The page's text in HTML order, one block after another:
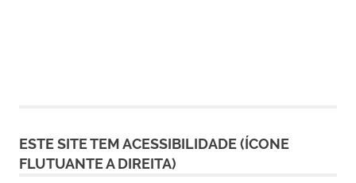
ESTE SITE TEM ACESSIBILIDADE (ÍCONE
FLUTUANTE A DIREITA)